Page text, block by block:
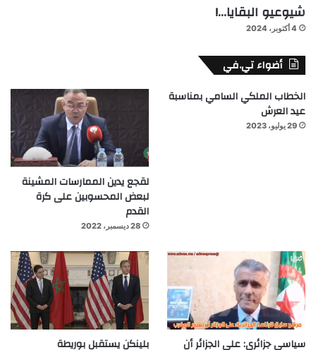
شيوعيو البقايا…!
4 أكتوبر، 2024
أضواء تي.في
الخطاب الملكي السامي بمناسبة
عيد العرش
29 يوليو، 2023
لقجع يدين الممارسات المشينة
لبعض المحسوبين على كرة
القدم
28 ديسمبر، 2022
سياسي جزائري: على الجزائر أن
بلينكن يستقبل بوريطة